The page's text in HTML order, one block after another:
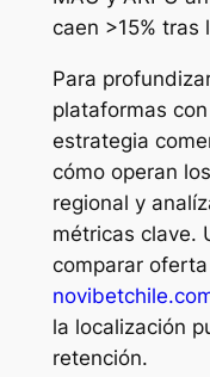
caen >15% tras
Para
plataformas
estrategia
cómo operan
regional y
métricas clave.
comparar
la localización
retención.